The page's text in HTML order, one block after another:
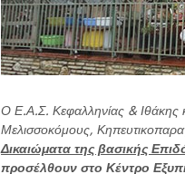
Ο Ε.Α.Σ. Κεφαλληνίας & Ιθάκης
Μελισσοκόμους,
Δικαιώματα της βασικής
προσέλθουν στο Κέντρο